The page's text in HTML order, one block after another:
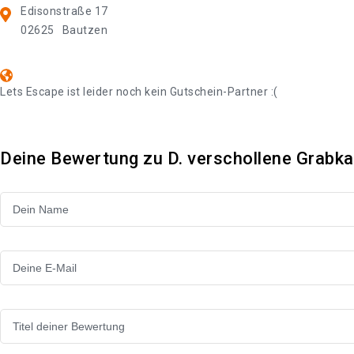
Edisonstraße 17
02625
Bautzen
Lets Escape ist leider noch kein Gutschein-Partner :(
Deine Bewertung zu D. verschollene